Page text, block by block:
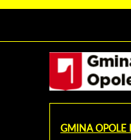
do
strony
do
menu
wyszukiwarki
ścieżki
nawigacyjnej
kategorii
aktualności
do
kalendarza
wydarzeń
do
galerii
do
stopki
GMINA OPOLE